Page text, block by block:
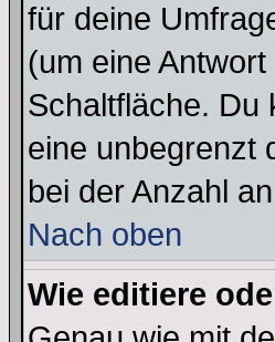
für deine
(um eine
Schaltfläche. Du
eine unbegrenzt
bei der Anzahl
Nach oben
Wie editiere